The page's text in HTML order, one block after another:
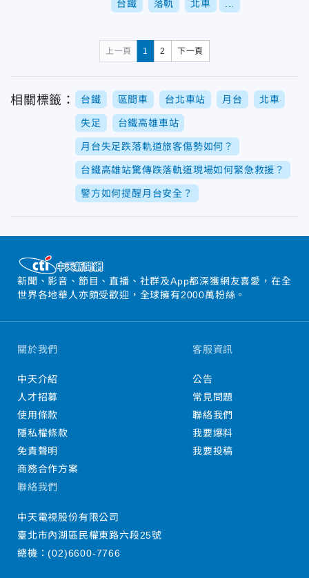
台鐵 落軌 北車
上一頁 1 2 下一頁
相關標籤： 台鐵 區間車 台北車站 月台 北車
失足 台鐵高雄車站
月台失足跌落軌道旅客傷勢如何？
台鐵高雄站驚傳跌落軌道現場如何緊急救援？
警方如何提醒月台安全？
新聞、影音、節目、直播、社群及App都深獲網友喜愛，在全
世界各地華人亦頗受歡迎，全球擁有2000萬粉絲。
關於我們
中天介紹
人才招募
使用條款
隱私權條款
免責聲明
商務合作方案
客服資訊
公告
常見問題
聯絡我們
我要爆料
我要投稿
聯絡我們
中天電視股份有限公司
臺北市內湖區民權東路六段25號
總機：(02)6600-7766